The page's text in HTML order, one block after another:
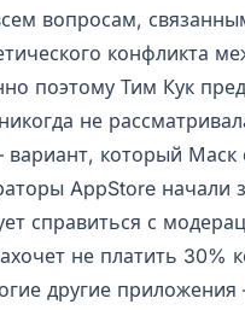
вопросам,
конфликта
поэтому Тим Кук
не
который Маск
AppStore начали
справиться с
не платить 30%
другие